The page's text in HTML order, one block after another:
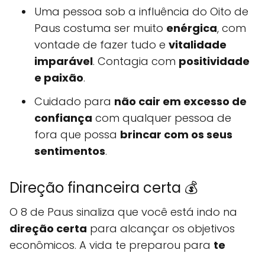
Uma pessoa sob a influência do Oito de
Paus costuma ser muito enérgica, com
vontade de fazer tudo e vitalidade
imparável. Contagia com positividade
e paixão.
Cuidado para não cair em excesso de
confiança com qualquer pessoa de
fora que possa brincar com os seus
sentimentos.
Direção financeira certa 💰
O 8 de Paus sinaliza que você está indo na
direção certa para alcançar os objetivos
econômicos. A vida te preparou para te